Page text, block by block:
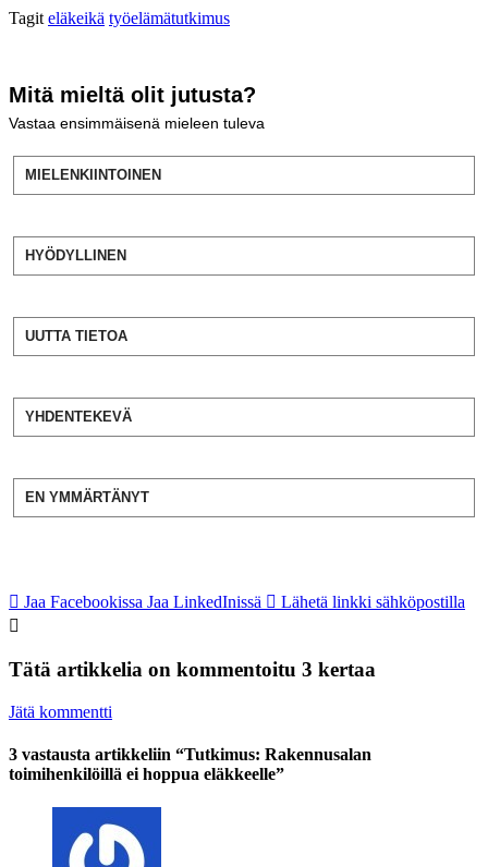
Tagit eläkeikä työelämätutkimus
Mitä mieltä olit jutusta?
Vastaa ensimmäisenä mieleen tuleva
MIELENKIINTOINEN
HYÖDYLLINEN
UUTTA TIETOA
YHDENTEKEVÄ
EN YMMÄRTÄNYT
Jaa Facebookissa Jaa LinkedInissä Lähetä linkki sähköpostilla
Tätä artikkelia on kommentoitu 3 kertaa
Jätä kommentti
3 vastausta artikkeliin “Tutkimus: Rakennusalan
toimihenkilöillä ei hoppua eläkkeelle”